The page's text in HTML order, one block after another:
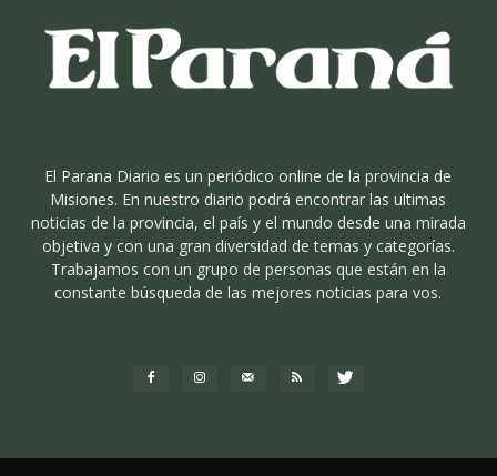
El Parana Diario es un periódico online de la provincia de
Misiones. En nuestro diario podrá encontrar las ultimas
noticias de la provincia, el país y el mundo desde una mirada
objetiva y con una gran diversidad de temas y categorías.
Trabajamos con un grupo de personas que están en la
constante búsqueda de las mejores noticias para vos.